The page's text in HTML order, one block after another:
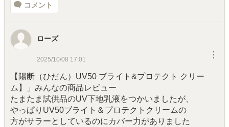
コメント
ローズ
2025/10/08 17:01 ︙
【陽断（ひだん）UV50 ブライト&プロテクト クリー
ム】」みんなの商品レビュー
たまたま試供品のUV下地乳液をつかいましたが、
やっぱりUV50ブライト＆プロテクトクリームの
方がサラーとしているのにカバー力がありました